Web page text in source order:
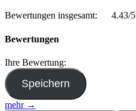
Bewertungen insgesamt: 4.43/5
Bewertungen
Ihre Bewertung:
mehr →